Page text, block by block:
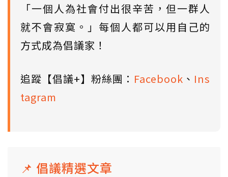
「一個人為社會付出很辛苦，但一群人
就不會寂寞。」每個人都可以用自己的
方式成為倡議家！
追蹤【倡議+】粉絲團： Facebook 、 Ins
tagram
📌 倡議精選文章